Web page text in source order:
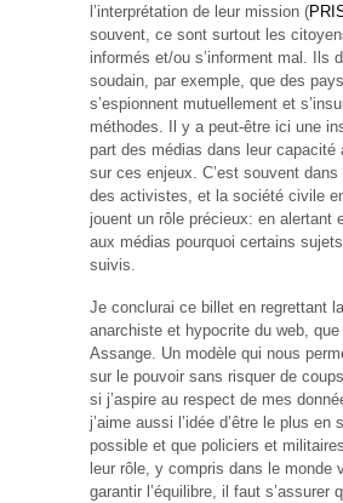
l’interprétation de leur mission (
souvent, ce sont surtout les
informés et/ou s’informent mal. Ils
soudain, par exemple, que des
s’espionnent mutuellement et
méthodes. Il y a peut-être ici une
part des médias dans leur capacité
sur ces enjeux. C’est souvent
des activistes, et la société civile en
jouent un rôle précieux: en alertant
aux médias pourquoi certains
suivis.
Je conclurai ce billet en regrettant
anarchiste et hypocrite du web,
Assange. Un modèle qui nous
sur le pouvoir sans risquer de
si j’aspire au respect de mes
j’aime aussi l’idée d’être le plus en
possible et que policiers et
leur rôle, y compris dans le monde
garantir l’équilibre, il faut s’assurer